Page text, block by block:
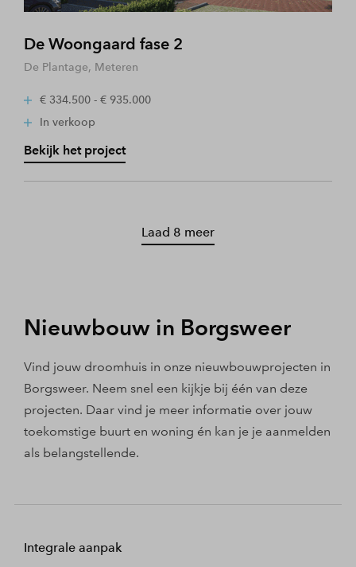
De Woongaard fase 2
De Plantage, Meteren
€ 334.500 - € 935.000
In verkoop
Bekijk het project
Laad 8 meer
Nieuwbouw in Borgsweer
Vind jouw droomhuis in onze nieuwbouwprojecten in
Borgsweer. Neem snel een kijkje bij één van deze
projecten. Daar vind je meer informatie over jouw
toekomstige buurt en woning én kan je je aanmelden
als belangstellende.
Integrale aanpak